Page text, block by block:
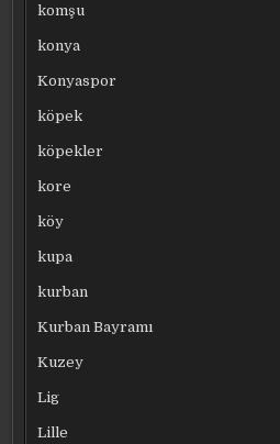
komşu
konya
Konyaspor
köpek
köpekler
kore
köy
kupa
kurban
Kurban Bayramı
Kuzey
Lig
Lille